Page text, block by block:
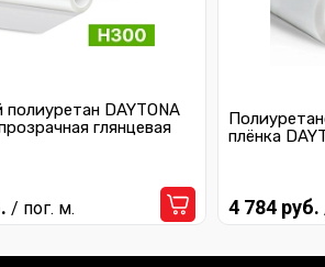
DAYTONA
глянцевая
/ пог. м.
плёнка
4 784 руб.